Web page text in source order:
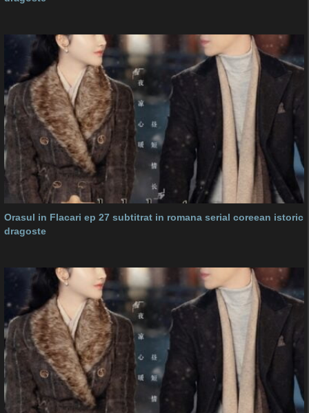
Orasul in Flacari ep 27 subtitrat in romana serial coreean istoric
dragoste